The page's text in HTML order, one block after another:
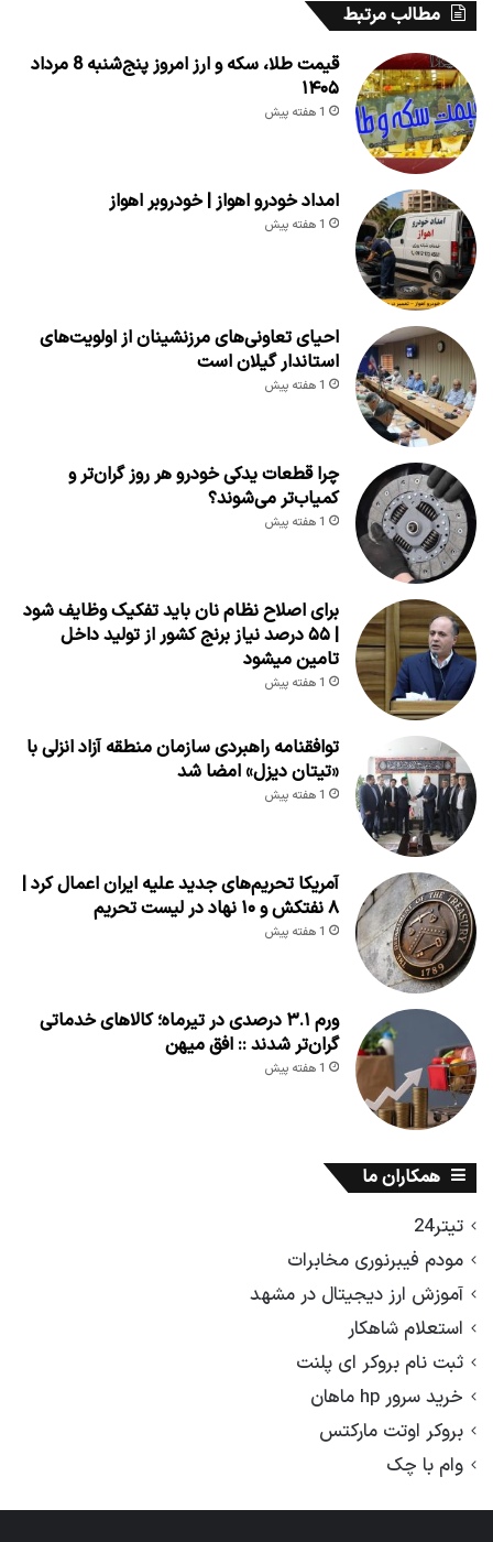
مطالب مرتبط
قیمت طلا، سکه و ارز امروز پنج‌شنبه 8 مرداد
۱۴۰۵
1 هفته پیش
امداد خودرو اهواز | خودروبر اهواز
1 هفته پیش
احیای تعاونی‌های مرزنشینان از اولویت‌های
استاندار گیلان است
1 هفته پیش
چرا قطعات یدکی خودرو هر روز گران‌تر و
کمیاب‌تر می‌شوند؟
1 هفته پیش
برای اصلاح نظام نان باید تفکیک وظایف شود
| ۵۵ درصد نیاز برنج کشور از تولید داخل
تامین میشود
1 هفته پیش
توافقنامه راهبردی سازمان منطقه آزاد انزلی با
«تیتان دیزل» امضا شد
1 هفته پیش
آمریکا تحریم‌های جدید علیه ایران اعمال کرد |
۸ نفتکش و ۱۰ نهاد در لیست تحریم
1 هفته پیش
ورم ۳.۱ درصدی در تیرماه؛ کالاهای خدماتی
گران‌تر شدند :: افق میهن
1 هفته پیش
همکاران ما
تیتر24
مودم فیبرنوری مخابرات
آموزش ارز دیجیتال در مشهد
استعلام شاهکار
ثبت نام بروکر ای پلنت
خرید سرور hp ماهان
بروکر اوتت مارکتس
وام با چک